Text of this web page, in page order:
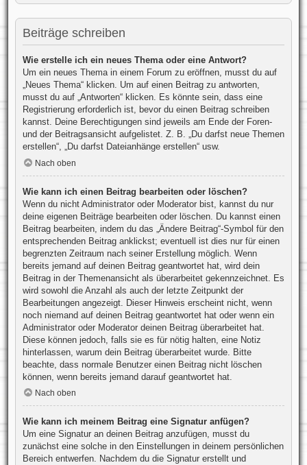
Beiträge schreiben
Wie erstelle ich ein neues Thema oder eine Antwort?
Um ein neues Thema in einem Forum zu eröffnen, musst du auf
„Neues Thema“ klicken. Um auf einen Beitrag zu antworten,
musst du auf „Antworten“ klicken. Es könnte sein, dass eine
Registrierung erforderlich ist, bevor du einen Beitrag schreiben
kannst. Deine Berechtigungen sind jeweils am Ende der Foren-
und der Beitragsansicht aufgelistet. Z. B. „Du darfst neue Themen
erstellen“, „Du darfst Dateianhänge erstellen“ usw.
Nach oben
Wie kann ich einen Beitrag bearbeiten oder löschen?
Wenn du nicht Administrator oder Moderator bist, kannst du nur
deine eigenen Beiträge bearbeiten oder löschen. Du kannst einen
Beitrag bearbeiten, indem du das „Ändere Beitrag“-Symbol für den
entsprechenden Beitrag anklickst; eventuell ist dies nur für einen
begrenzten Zeitraum nach seiner Erstellung möglich. Wenn
bereits jemand auf deinen Beitrag geantwortet hat, wird dein
Beitrag in der Themenansicht als überarbeitet gekennzeichnet. Es
wird sowohl die Anzahl als auch der letzte Zeitpunkt der
Bearbeitungen angezeigt. Dieser Hinweis erscheint nicht, wenn
noch niemand auf deinen Beitrag geantwortet hat oder wenn ein
Administrator oder Moderator deinen Beitrag überarbeitet hat.
Diese können jedoch, falls sie es für nötig halten, eine Notiz
hinterlassen, warum dein Beitrag überarbeitet wurde. Bitte
beachte, dass normale Benutzer einen Beitrag nicht löschen
können, wenn bereits jemand darauf geantwortet hat.
Nach oben
Wie kann ich meinem Beitrag eine Signatur anfügen?
Um eine Signatur an deinen Beitrag anzufügen, musst du
zunächst eine solche in den Einstellungen in deinem persönlichen
Bereich entwerfen. Nachdem du die Signatur erstellt und